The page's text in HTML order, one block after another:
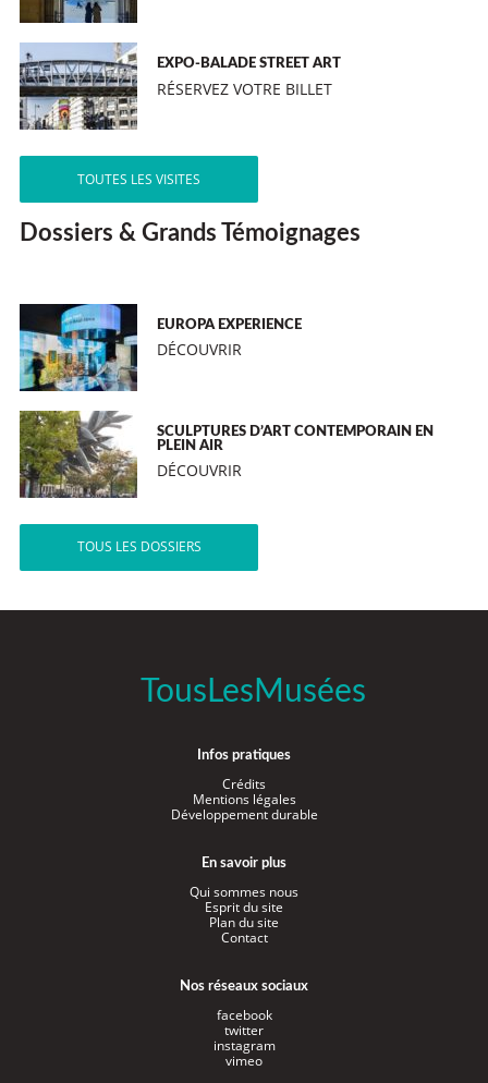
EXPO-BALADE STREET ART
RÉSERVEZ VOTRE BILLET
TOUTES LES VISITES
Dossiers & Grands Témoignages
EUROPA EXPERIENCE
DÉCOUVRIR
SCULPTURES D’ART CONTEMPORAIN EN
PLEIN AIR
DÉCOUVRIR
TOUS LES DOSSIERS
TousLesMusées
Infos pratiques
Crédits
Mentions légales
Développement durable
En savoir plus
Qui sommes nous
Esprit du site
Plan du site
Contact
Nos réseaux sociaux
facebook
twitter
instagram
vimeo